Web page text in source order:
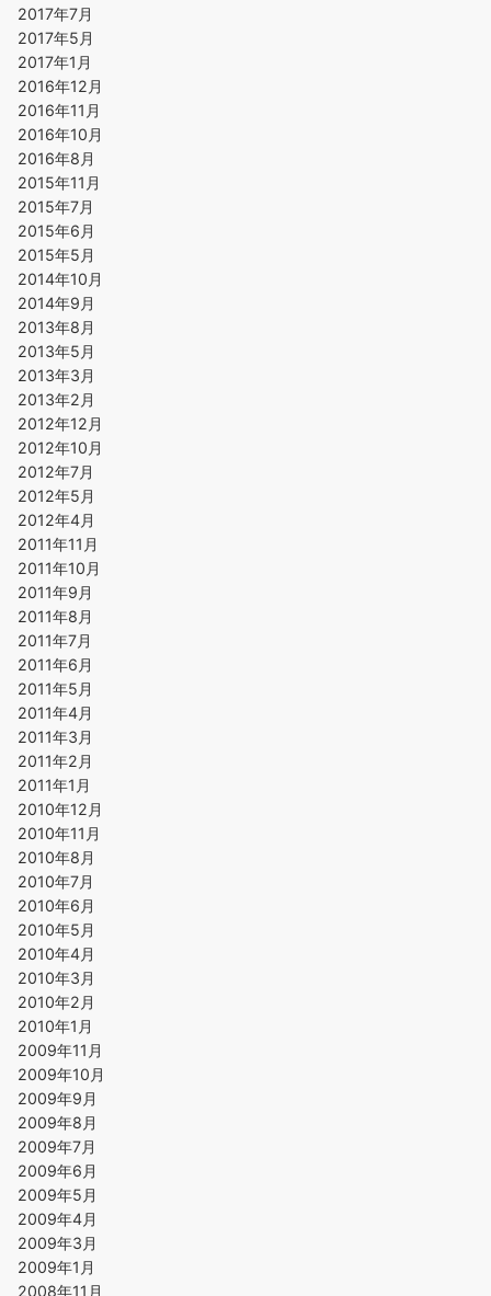
2017年7月
2017年5月
2017年1月
2016年12月
2016年11月
2016年10月
2016年8月
2015年11月
2015年7月
2015年6月
2015年5月
2014年10月
2014年9月
2013年8月
2013年5月
2013年3月
2013年2月
2012年12月
2012年10月
2012年7月
2012年5月
2012年4月
2011年11月
2011年10月
2011年9月
2011年8月
2011年7月
2011年6月
2011年5月
2011年4月
2011年3月
2011年2月
2011年1月
2010年12月
2010年11月
2010年8月
2010年7月
2010年6月
2010年5月
2010年4月
2010年3月
2010年2月
2010年1月
2009年11月
2009年10月
2009年9月
2009年8月
2009年7月
2009年6月
2009年5月
2009年4月
2009年3月
2009年1月
2008年11月